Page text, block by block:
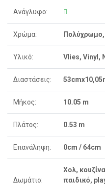
Ανάγλυφο:
Χρώμα: Πολύχρωμο,
Υλικό: Vlies, Vinyl,
Διαστάσεις:
Μήκος: 10.05 m
Πλάτος: 0.53 m
Επανάληψη: 0cm / 64cm
Δωμάτιο:
Χολ,
παιδικό,